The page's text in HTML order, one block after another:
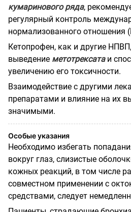
кумаринового ряда,
регулярный контроль
нормализованного отношения
Кетопрофен, как и другие
выведение метотрексата и
увеличению его токсичности.
Взаимодействие с другими
препаратами и влияние на их
значимыми.
Особые указания
Необходимо избегать
вокруг глаз, слизистые
кожных реакций, в том числе
совместном применении с
средствами, следует